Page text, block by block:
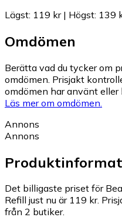
Lägst: 119 kr| Högst: 139
Omdömen
Berätta vad du tycker om
omdömen. Prisjakt
omdömen har använt eller
Läs mer om omdömen.
Annons
Annons
Det billigaste priset för
Refill just nu är 119 kr.
från 2 butiker.